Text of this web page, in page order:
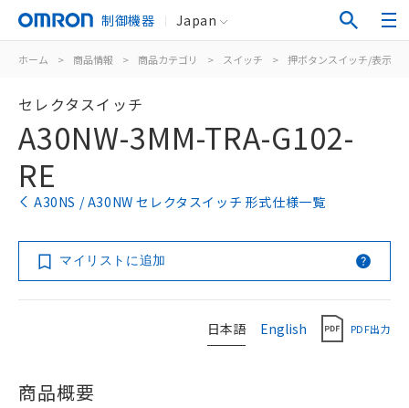
制御機器 Japan
ホーム > 商品情報 > 商品カテゴリ > スイッチ > 押ボタンスイッチ/表示灯
セレクタスイッチ
A30NW-3MM-TRA-G102-
RE
A30NS / A30NW セレクタスイッチ 形式仕様一覧
マイリストに追加
日本語 English PDF出力
商品概要